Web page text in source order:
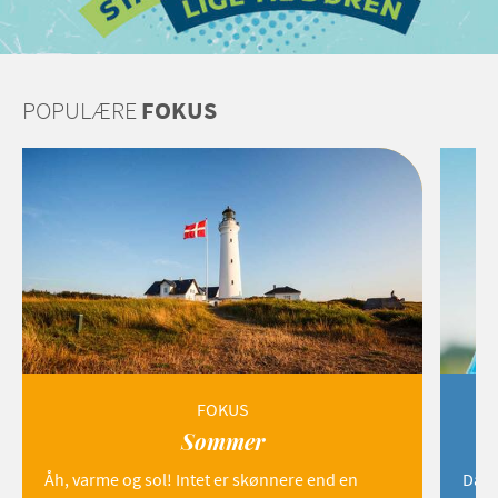
POPULÆREFOKUS
FOKUS
Sommer
Åh, varme og sol! Intet er skønnere end en